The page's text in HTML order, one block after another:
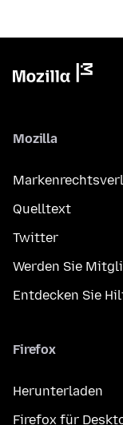
Mozilla
Quelltext
Twitter
Werden Sie
Entdecken Sie
Firefox
Herunterladen
Firefox für